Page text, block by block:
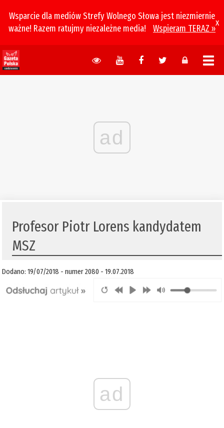
Wsparcie dla mediów Strefy Wolnego Słowa jest niezmiernie
ważne! Razem ratujmy niezależne media!
Wspieram TERAZ »
x
ad
​Profesor Piotr Lorens kandydatem
MSZ
Dodano: 19/07/2018 - numer 2080 - 19.07.2018
ad